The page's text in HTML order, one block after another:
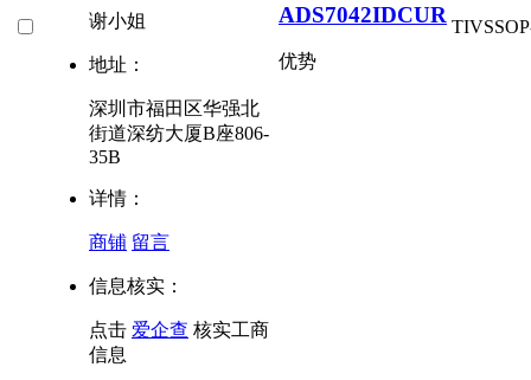
谢小姐
地址：
深圳市福田区华强北
街道深纺大厦B座806-
35B
详情：
商铺 留言
信息核实：
点击 爱企查 核实工商
信息
ADS7042IDCUR
优势
TI